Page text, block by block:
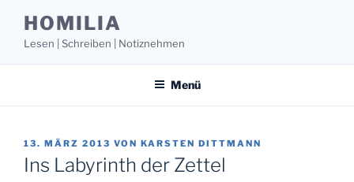
Inhalt
springen
HOMILIA
Lesen | Schreiben | Notiznehmen
Menü
VERÖFFENTLICHT
AM
13. MÄRZ 2013 VON KARSTEN DITTMANN
Ins Labyrinth der Zettel